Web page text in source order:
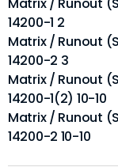
14200-1 2
Matrix / Runout
14200-2 3
Matrix / Runout
14200-1(2) 10-10
Matrix / Runout
14200-2 10-10